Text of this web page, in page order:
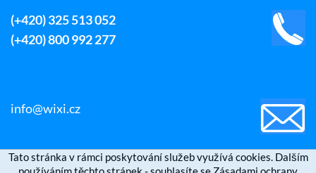
(+420) 325 513 052
(+420) 800 992 277
info@wixi.cz
Tato stránka v rámci poskytování služeb využívá cookies. Dalším